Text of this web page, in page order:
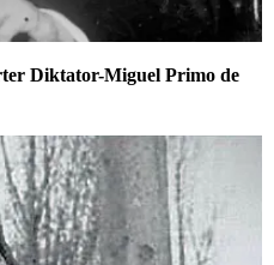
Diktator-Miguel Primo de